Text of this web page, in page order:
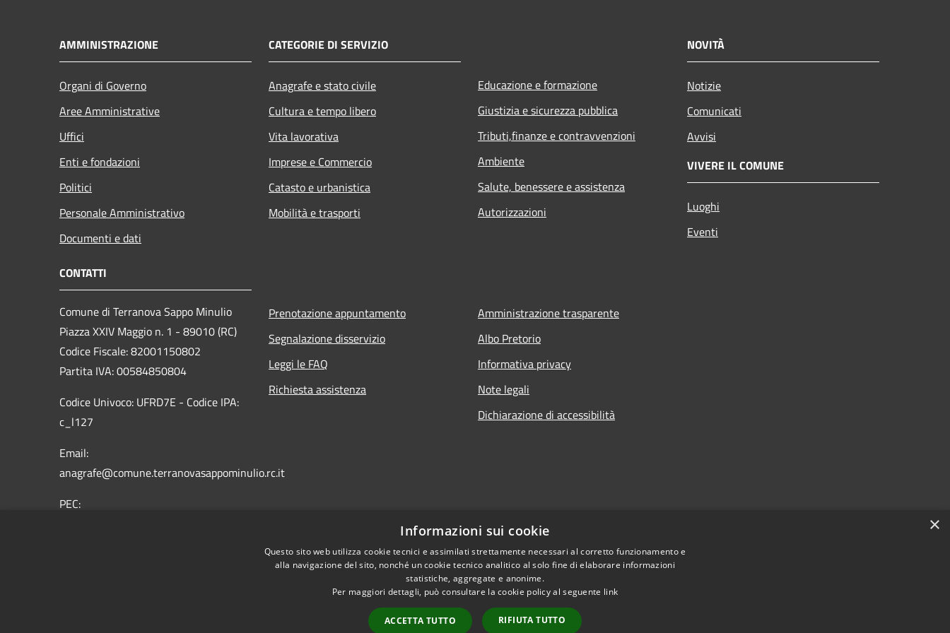
AMMINISTRAZIONE
Organi di Governo
Aree Amministrative
Uffici
Enti e fondazioni
Politici
Personale Amministrativo
Documenti e dati
CATEGORIE DI SERVIZIO
Anagrafe e stato civile
Cultura e tempo libero
Vita lavorativa
Imprese e Commercio
Catasto e urbanistica
Mobilità e trasporti
Educazione e formazione
Giustizia e sicurezza pubblica
Tributi,finanze e contravvenzioni
Ambiente
Salute, benessere e assistenza
Autorizzazioni
NOVITÀ
Notizie
Comunicati
Avvisi
VIVERE IL COMUNE
Luoghi
Eventi
CONTATTI
Comune di Terranova Sappo Minulio
Piazza XXIV Maggio n. 1 - 89010 (RC)
Codice Fiscale: 82001150802
Partita IVA: 00584850804
Codice Univoco: UFRD7E - Codice IPA:
c_l127
Email:
anagrafe@comune.terranovasappominulio.rc.it
PEC:
Prenotazione appuntamento
Segnalazione disservizio
Leggi le FAQ
Richiesta assistenza
Amministrazione trasparente
Albo Pretorio
Informativa privacy
Note legali
Dichiarazione di accessibilità
Copyright © 2026 • Comune di Terranova Sappo Minulio • Powered by
×
Informazioni sui cookie
Questo sito web utilizza cookie tecnici e assimilati strettamente necessari al corretto funzionamento e
alla navigazione del sito, nonché un cookie tecnico analitico al solo fine di elaborare informazioni
statistiche, aggregate e anonime.
Per maggiori dettagli, può consultare la cookie policy al seguente link
ACCETTA TUTTO RIFIUTA TUTTO